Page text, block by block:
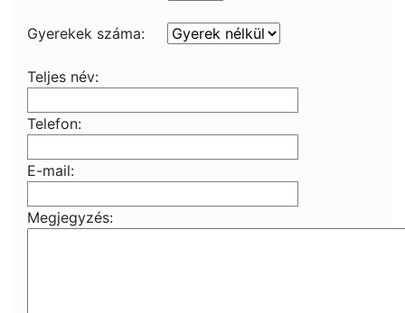
Gyerekek száma:
Teljes név:
Telefon:
E-mail:
Megjegyzés: